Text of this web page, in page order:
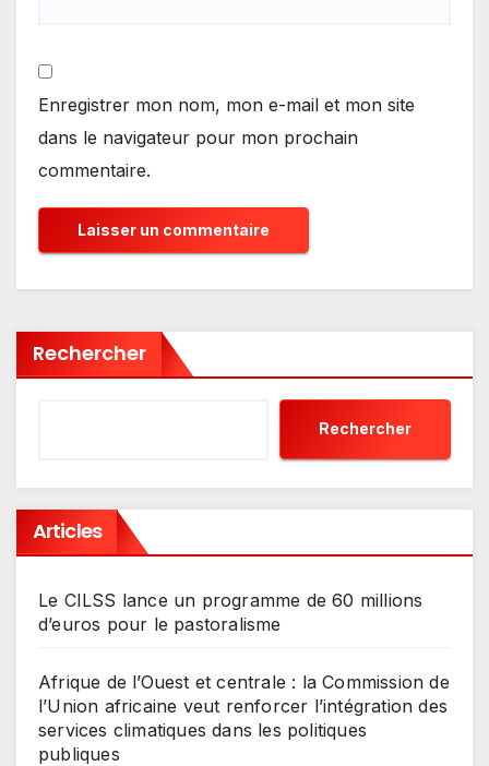
Enregistrer mon nom, mon e-mail et mon site
dans le navigateur pour mon prochain
commentaire.
Rechercher
Rechercher
Articles
Le CILSS lance un programme de 60 millions
d’euros pour le pastoralisme
Afrique de l’Ouest et centrale : la Commission de
l’Union africaine veut renforcer l’intégration des
services climatiques dans les politiques
publiques